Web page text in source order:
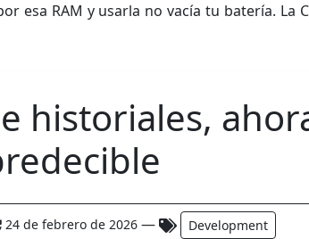
esa RAM y usarla no vacía tu batería. La
historiales,
24 de febrero de 2026 — Development